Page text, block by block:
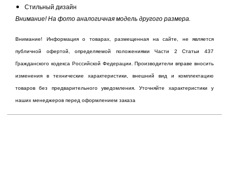
Стильный дизайн​​ ​
Внимание! На фото аналогичная модель другого размера.
Внимание! Информация о товарах, размещенная на сайте, не является
публичной офертой, определяемой положениями Части 2 Статьи 437
Гражданского кодекса Российской Федерации. Производители вправе вносить
изменения в технические характеристики, внешний вид и комплектацию
товаров без предварительного уведомления. Уточняйте характеристики у
наших менеджеров перед оформлением заказа